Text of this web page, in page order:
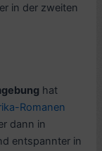
in der zweiten
hat
Romanen
dann in
entspannter in